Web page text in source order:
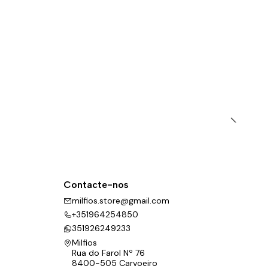
Contacte-nos
milfios.store@gmail.com
+351964254850
351926249233
Milfios
Rua do Farol Nº 76
8400-505 Carvoeiro